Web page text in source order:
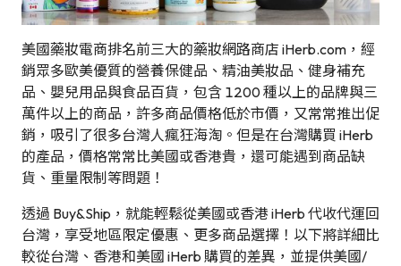
美國藥妝電商排名前三大的藥妝網路商店 iHerb.com，經
銷眾多歐美優質的營養保健品、精油美妝品、健身補充
品、嬰兒用品與食品百貨，包含 1200 種以上的品牌與三
萬件以上的商品，許多商品價格低於市價，又常常推出促
銷，吸引了很多台灣人瘋狂海淘。但是在台灣購買 iHerb
的產品，價格常常比美國或香港貴，還可能遇到商品缺
貨、重量限制等問題！
透過 Buy&Ship，就能輕鬆從美國或香港 iHerb 代收代運回
台灣，享受地區限定優惠、更多商品選擇！以下將詳細比
較從台灣、香港和美國 iHerb 購買的差異，並提供美國/